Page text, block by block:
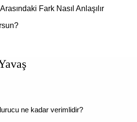
Fark Nasıl Anlaşılır
ne kadar verimlidir?